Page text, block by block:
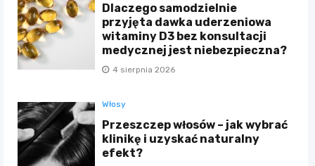
Dlaczego samodzielnie
przyjęta dawka uderzeniowa
witaminy D3 bez konsultacji
medycznej jest niebezpieczna?
4 sierpnia 2026
Włosy
Przeszczep włosów – jak wybrać
klinikę i uzyskać naturalny
efekt?